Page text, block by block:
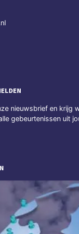
nieuwsbrief en krijg
gebeurtenissen uit